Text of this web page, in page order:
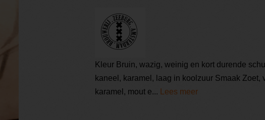
Kleur Bruin, wazig, weinig en kort durende
kaneel, karamel, laag in koolzuur Smaak Zoet,
karamel, mout e... Lees meer